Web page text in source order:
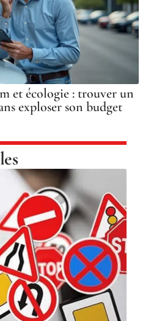
et écologie : trouver un
exploser son budget